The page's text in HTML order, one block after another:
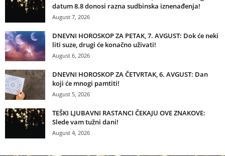
datum 8.8 donosi razna sudbinska iznenađenja!
August 7, 2026
DNEVNI HOROSKOP ZA PETAK, 7. AVGUST: Dok će neki
liti suze, drugi će konačno uživati!
August 6, 2026
DNEVNI HOROSKOP ZA ČETVRTAK, 6. AVGUST: Dan
koji će mnogi pamtiti!
August 5, 2026
TEŠKI LJUBAVNI RASTANCI ČEKAJU OVE ZNAKOVE:
Slede vam tužni dani!
August 4, 2026